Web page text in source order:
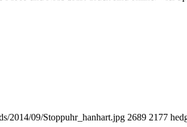
2014/09/Stoppuhr_hanhart.jpg 2689 2177